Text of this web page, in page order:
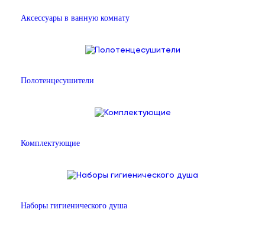
Аксессуары в ванную комнату
Полотенцесушители
Комплектующие
Наборы гигиенического душа